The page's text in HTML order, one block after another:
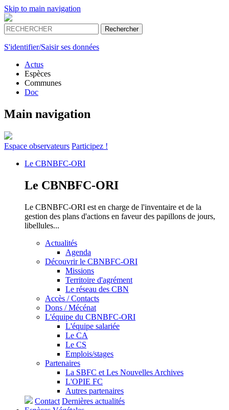
Skip to main navigation
S'identifier/Saisir ses données
Actus
Espèces
Communes
Doc
Main navigation
Espace observateurs Participez !
Le CBNBFC-ORI
Le CBNBFC-ORI
Le CBNBFC-ORI est en charge de l'inventaire et de la
gestion des plans d'actions en faveur des papillons de jours,
libellules...
Actualités
Agenda
Découvrir le CBNBFC-ORI
Missions
Territoire d'agrément
Le réseau des CBN
Accès / Contacts
Dons / Mécénat
L'équipe du CBNBFC-ORI
L'équipe salariée
Le CA
Le CS
Emplois/stages
Partenaires
La SBFC et Les Nouvelles Archives
L'OPIE FC
Autres partenaires
Contact Dernières actualités